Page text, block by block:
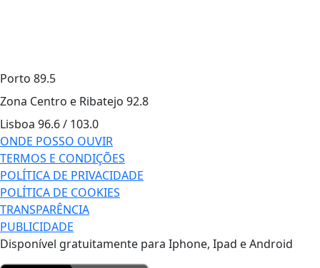
Porto 89.5
Zona Centro e Ribatejo 92.8
Lisboa 96.6 / 103.0
ONDE POSSO OUVIR
TERMOS E CONDIÇÕES
POLÍTICA DE PRIVACIDADE
POLÍTICA DE COOKIES
TRANSPARÊNCIA
PUBLICIDADE
Disponível gratuitamente para Iphone, Ipad e Android